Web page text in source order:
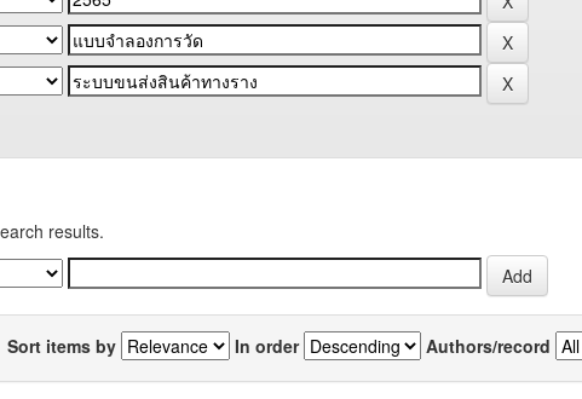
results.
Sort items by In order Authors/record